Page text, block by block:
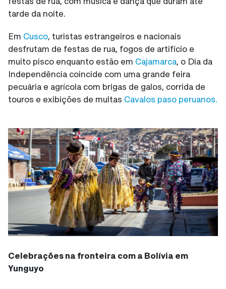
tarde da noite.
Em Cusco, turistas estrangeiros e nacionais
desfrutam de festas de rua, fogos de artifício e
muito pisco enquanto estão em Cajamarca, o Dia da
Independência coincide com uma grande feira
pecuária e agrícola com brigas de galos, corrida de
touros e exibições de multas Cavalos paso peruanos.
Celebrações na fronteira com a Bolívia em
Yunguyo